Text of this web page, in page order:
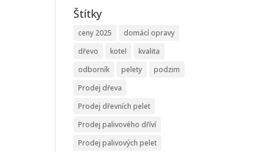
Štítky
ceny 2025
domácí opravy
dřevo
kotel
kvalita
odborník
pelety
podzim
Prodej dřeva
Prodej dřevních pelet
Prodej palivového dříví
Prodej palivových pelet